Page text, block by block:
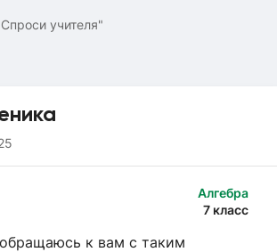
учителя"
Алгебра
7 класс
к вам с таким